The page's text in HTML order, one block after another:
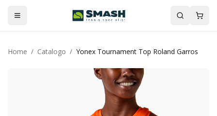
Home / Catalogo / Yonex Tournament Top Roland Garros